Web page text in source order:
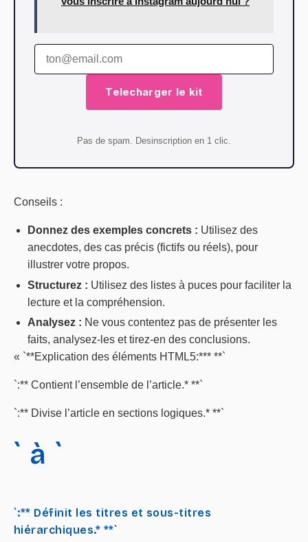
Telecharger le kit
Pas de spam. Desinscription en 1 clic.
Conseils :
Donnez des exemples concrets : Utilisez des
anecdotes, des cas précis (fictifs ou réels), pour
illustrer votre propos.
Structurez : Utilisez des listes à puces pour faciliter la
lecture et la compréhension.
Analysez : Ne vous contentez pas de présenter les
faits, analysez-les et tirez-en des conclusions.
« `**Explication des éléments HTML5:*** **`
`:** Contient l’ensemble de l’article.* **`
`:** Divise l’article en sections logiques.* **`
` à `
`:** Définit les titres et sous-titres
hiérarchiques.* **`